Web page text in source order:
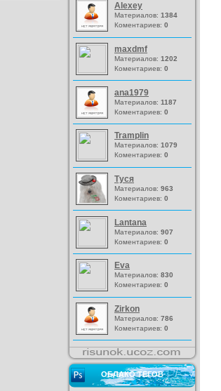
Alexey
Материалов: 1384
Коментариев: 0
maxdmf
Материалов: 1202
Коментариев: 0
ana1979
Материалов: 1187
Коментариев: 0
Tramplin
Материалов: 1079
Коментариев: 0
Туся
Материалов: 963
Коментариев: 0
Lantana
Материалов: 907
Коментариев: 0
Eva
Материалов: 830
Коментариев: 0
Zirkon
Материалов: 786
Коментариев: 0
ОБЛАКО ТЕГОВ